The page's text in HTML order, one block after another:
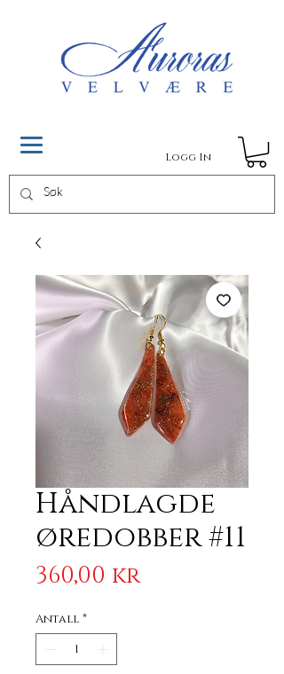
Logg In
Håndlagde
øredobber #11
360,00 krPris
Antall *